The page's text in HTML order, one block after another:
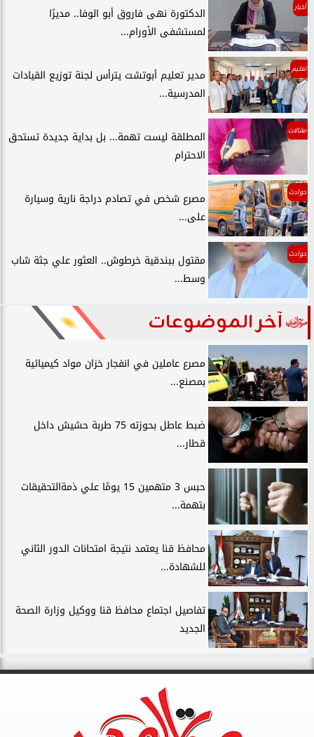
أخبار
الدكتورة نهى فاروق أبو الوفا.. مديرًا
لمستشفى الأورام...
تعليم
مدير تعليم أبوتشت يترأس لجنة توزيع القيادات
المدرسية...
مقالات
المطلقة ليست تهمة... بل بداية جديدة تستحق
الاحترام
حوادث
مصرع شخص في تصادم دراجة نارية وسيارة
على...
حوادث
مقتول ببندقية خرطوش.. العثور علي جثة شاب
وسط...
آخر الموضوعات
مصرع عاملين في انفجار خزان مواد كيميائية
بمصنع...
ضبط عاطل بحوزته 75 طربة حشيش داخل
قطار...
حبس 3 متهمين 15 يومًا علي ذمةالتحقيقات
بتهمة...
محافظ قنا يعتمد نتيجة امتحانات الدور الثاني
للشهادة...
تفاصيل اجتماع محافظ قنا ووكيل وزارة الصحة
الجديد